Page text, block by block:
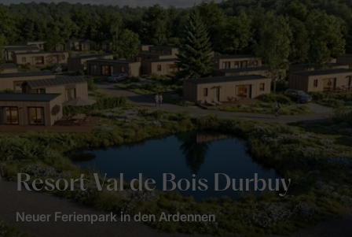
Resort Val de Bois Durbuy
Neuer Ferienpark in den Ardennen